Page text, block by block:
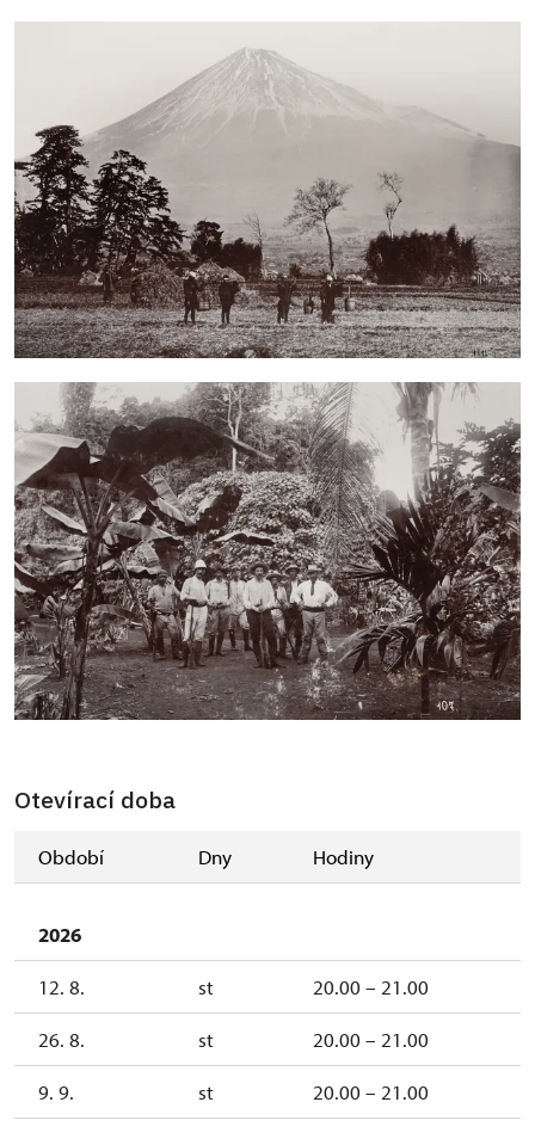
Otevírací doba
Období Dny Hodiny
2026
12. 8. st 20.00 – 21.00
26. 8. st 20.00 – 21.00
9. 9. st 20.00 – 21.00